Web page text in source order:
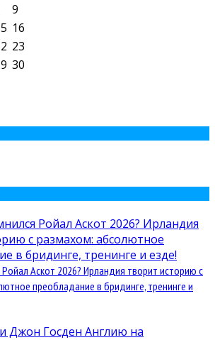
9
16
23
30
Аскот 2026? Ирландия творит историю с
преобладание в бридинге, тренинге и